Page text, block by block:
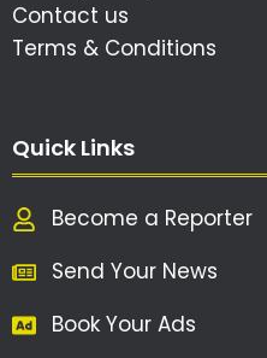
Contact us
Terms & Conditions
Quick Links
Become a Reporter
Send Your News
Book Your Ads